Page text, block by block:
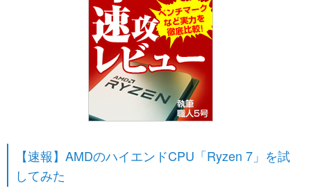
【速報】AMDのハイエンドCPU「Ryzen 7」を試
してみた